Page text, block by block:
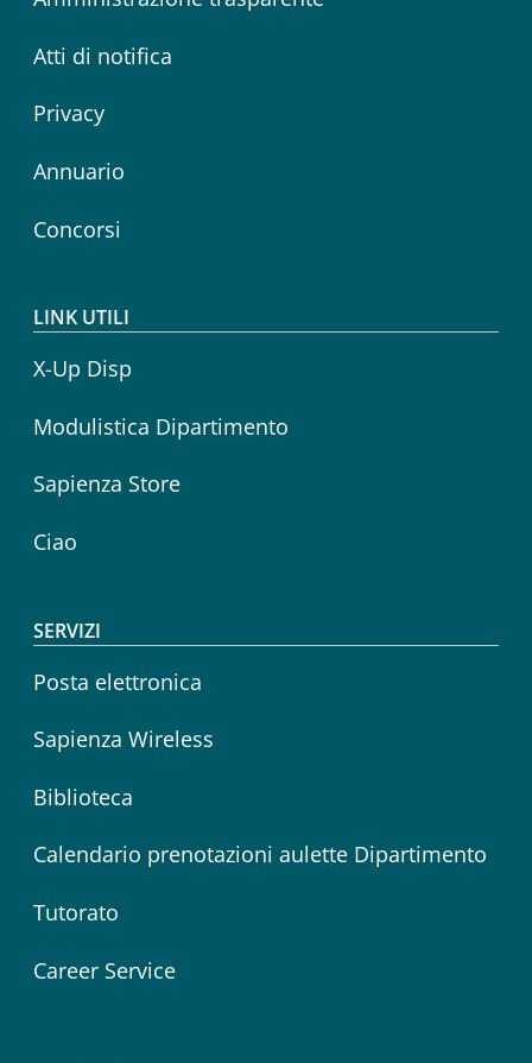
Atti di notifica
Privacy
Annuario
Concorsi
LINK UTILI
X-Up Disp
Modulistica Dipartimento
Sapienza Store
Ciao
SERVIZI
Posta elettronica
Sapienza Wireless
Biblioteca
Calendario prenotazioni aulette Dipartimento
Tutorato
Career Service